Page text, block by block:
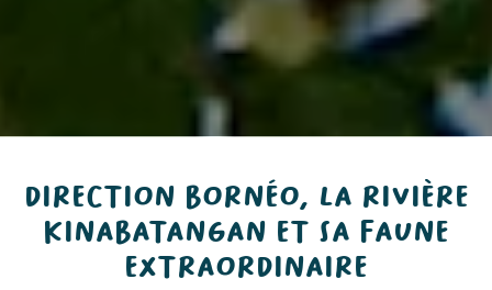
DIRECTION BORNÉO, LA RIVIÈRE
KINABATANGAN ET SA FAUNE
EXTRAORDINAIRE